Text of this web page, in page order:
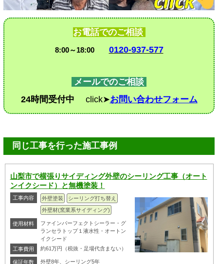
お電話でのご相談
8:00～18:00 0120-937-577
メールでのご相談
24時間受付中 click➤お問い合わせフォーム
同じ工事を行った施工事例
山梨市で横張りサイディング外壁のシーリング工事（オート
ンイクシード）と無機塗装！
工事内容 外壁塗装
シーリング打ち替え
外壁材(窯業系サイディング)
使用材料
ファインパーフェクトシーラー・グ
ランセラトップ１液水性・オートン
イクシード
工事費用
約61万円（税抜・足場代含まない）
保証年数 外壁8年、シーリング5年